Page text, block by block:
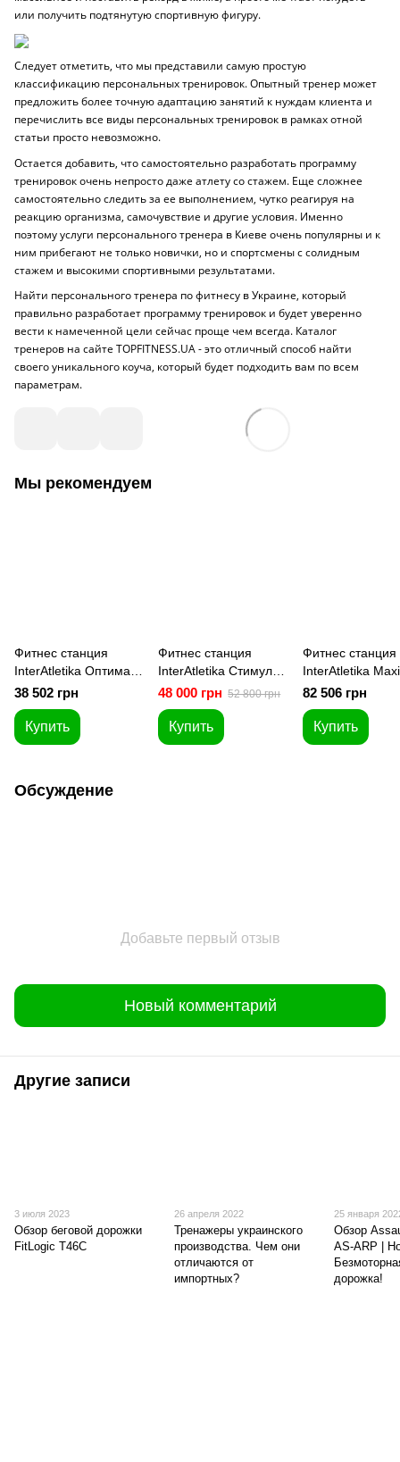
или получить подтянутую спортивную фигуру.
Следует отметить, что мы представили самую простую
классификацию персональных тренировок. Опытный тренер может
предложить более точную адаптацию занятий к нуждам клиента и
перечислить все виды персональных тренировок в рамках отной
статьи просто невозможно.
Остается добавить, что самостоятельно разработать программу
тренировок очень непросто даже атлету со стажем. Еще сложнее
самостоятельно следить за ее выполнением, чутко реагируя на
реакцию организма, самочувствие и другие условия. Именно
поэтому услуги персонального тренера в Киеве очень популярны и к
ним прибегают не только новички, но и спортсмены с солидным
стажем и высокими спортивными результатами.
Найти персонального тренера по фитнесу в Украине, который
правильно разработает программу тренировок и будет уверенно
вести к намеченной цели сейчас проще чем всегда. Каталог
тренеров на сайте TOPFITNESS.UA - это отличный способ найти
своего уникального коуча, который будет подходить вам по всем
параметрам.
Мы рекомендуем
Фитнес станция
InterAtletika Оптима
ST005
38 502 грн
Купить
Фитнес станция
InterAtletika Стимул
ST010-B
48 000 грн 52 800 грн
Купить
Фитнес станция
InterAtletika
ST006-B
82 506 грн
Купить
Обсуждение
Добавьте первый отзыв
Новый комментарий
Другие записи
3 июля 2023
Обзор беговой дорожки
FitLogic T46C
26 апреля 2022
Тренажеры украинского
производства. Чем они
отличаются от
импортных?
25 января
Обзор
AS-ARP |
дорожка!